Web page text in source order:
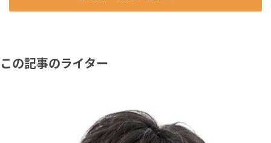
この記事のライター